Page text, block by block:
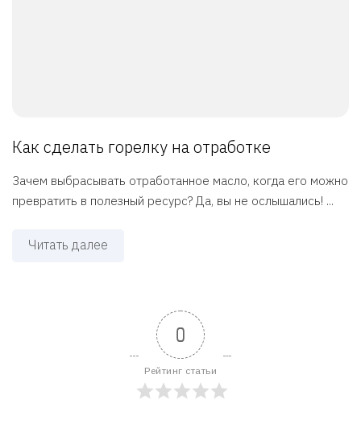
Как сделать горелку на отработке
Зачем выбрасывать отработанное масло, когда его можно
превратить в полезный ресурс? Да, вы не ослышались! ...
Читать далее
0
Рейтинг статьи